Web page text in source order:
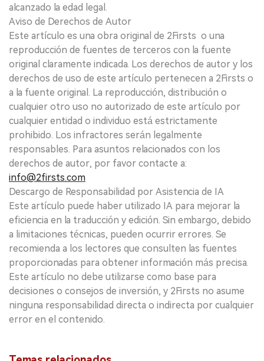
alcanzado la edad legal.
Aviso de Derechos de Autor
Este artículo es una obra original de 2Firsts o una
reproducción de fuentes de terceros con la fuente
original claramente indicada. Los derechos de autor y los
derechos de uso de este artículo pertenecen a 2Firsts o
a la fuente original. La reproducción, distribución o
cualquier otro uso no autorizado de este artículo por
cualquier entidad o individuo está estrictamente
prohibido. Los infractores serán legalmente
responsables. Para asuntos relacionados con los
derechos de autor, por favor contacte a:
info@2firsts.com
Descargo de Responsabilidad por Asistencia de IA
Este artículo puede haber utilizado IA para mejorar la
eficiencia en la traducción y edición. Sin embargo, debido
a limitaciones técnicas, pueden ocurrir errores. Se
recomienda a los lectores que consulten las fuentes
proporcionadas para obtener información más precisa.
Este artículo no debe utilizarse como base para
decisiones o consejos de inversión, y 2Firsts no asume
ninguna responsabilidad directa o indirecta por cualquier
error en el contenido.